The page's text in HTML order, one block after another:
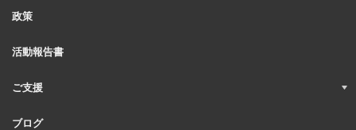
政策
活動報告書
ご支援
ブログ